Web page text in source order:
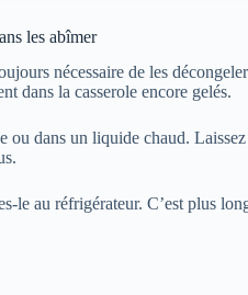
les abîmer
nécessaire de les
dans la casserole encore gelés.
ou dans un liquide chaud.
le au réfrigérateur. C’est plus